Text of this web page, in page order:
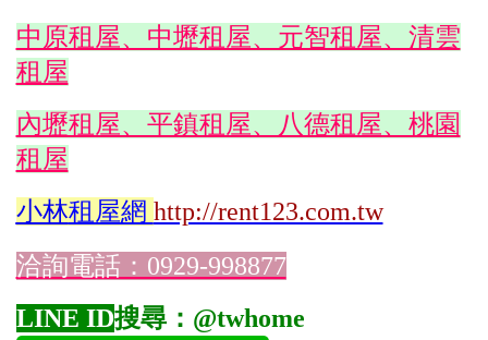
中原租屋、中壢租屋、元智租屋、清雲
租屋
內壢租屋、平鎮租屋、八德租屋、桃園
租屋
小林租屋網 http://rent123.com.tw
洽詢電話：0929-998877
LINE ID搜尋：@twhome